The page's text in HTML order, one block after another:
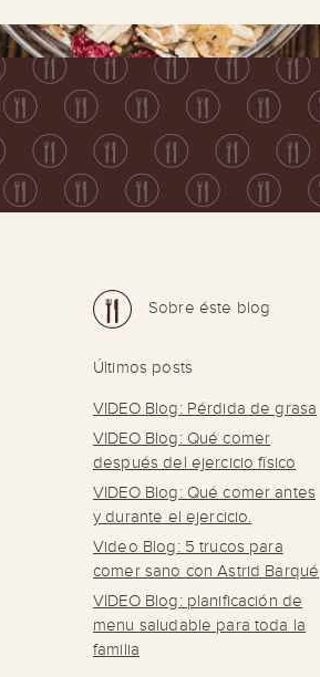
Sobre éste blog
Últimos posts
VIDEO Blog: Pérdida de grasa
VIDEO Blog: Qué comer
después del ejercicio físico
VIDEO Blog: Qué comer antes
y durante el ejercicio.
Video Blog: 5 trucos para
comer sano con Astrid Barqué
VIDEO Blog: planificación de
menu saludable para toda la
familia